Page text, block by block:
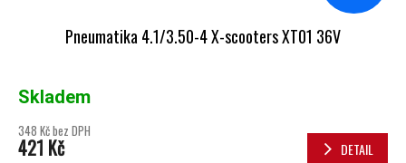
Pneumatika 4.1/3.50-4 X-scooters XT01 36V
Skladem
348 Kč bez DPH
421 Kč DETAIL